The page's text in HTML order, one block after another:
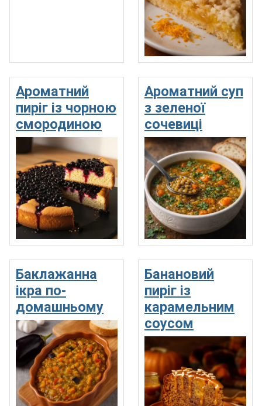
Ароматний
пиріг із чорною
смородиною
Ароматний суп
з зеленої
сочевиці
Баклажанна
ікра по-
домашньому
Банановий
пиріг із
карамельним
соусом